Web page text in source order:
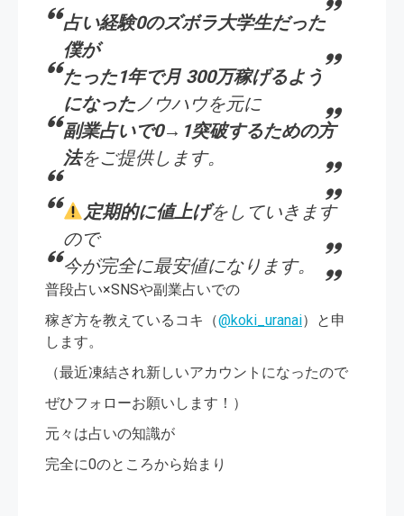
占い経験0のズボラ大学生だった
僕が
たった1年で月 300万稼げるよう
になったノウハウを元に
副業占いで0→1突破するための方
法をご提供します。
定期的に値上げをしていきます
ので
今が完全に最安値になります。
普段占い×SNSや副業占いでの
稼ぎ方を教えているコキ（@koki_uranai）と申
します。
（最近凍結され新しいアカウントになったので
ぜひフォローお願いします！）
元々は占いの知識が
完全に0のところから始まり